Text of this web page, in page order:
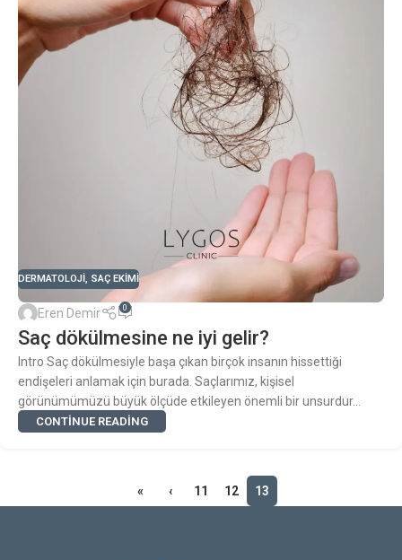
DERMATOLOJI, SAÇ EKIMI
Eren Demir 0
Saç dökülmesine ne iyi gelir?
Intro Saç dökülmesiyle başa çıkan birçok insanın hissettiği
endişeleri anlamak için burada. Saçlarımız, kişisel
görünümümüzü büyük ölçüde etkileyen önemli bir unsurdur...
CONTINUE READING
« ‹ 11 12 13